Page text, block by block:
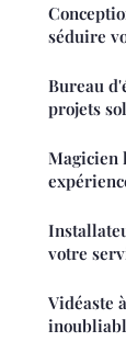
séduire
Bureau
projets
Magicien
votre
Vidéaste